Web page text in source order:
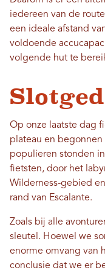
iedereen van de
een ideale afstand
voldoende
volgende hut te
Op onze laatste dag
plateau en begonnen
populieren stonden
fietsten, door het
Wilderness-gebied
rand van Escalante.
Zoals bij alle
sleutel. Hoewel we
enorme omvang van
conclusie dat we er